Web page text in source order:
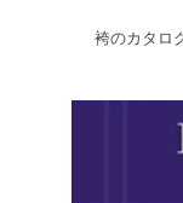
袴のカタロ